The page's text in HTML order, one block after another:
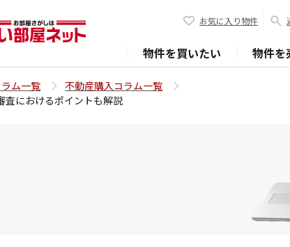
お気に入り物件
物件を買いたい 物件を
ム一覧
不動産購入コラム一覧
査におけるポイントも解説